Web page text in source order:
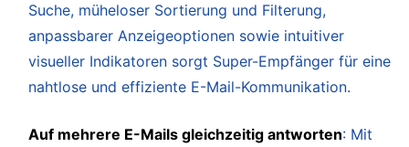
Suche, müheloser Sortierung und Filterung,
anpassbarer Anzeigeoptionen sowie intuitiver
visueller Indikatoren sorgt Super-Empfänger für eine
nahtlose und effiziente E-Mail-Kommunikation.
Auf mehrere E-Mails gleichzeitig antworten: Mit